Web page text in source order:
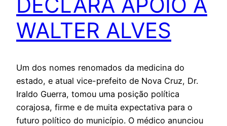
WALTER ALVES
Um dos nomes renomados da medicina do
estado, e atual vice-prefeito de Nova Cruz, Dr.
Iraldo Guerra, tomou uma posição política
corajosa, firme e de muita expectativa para o
futuro político do município. O médico anunciou